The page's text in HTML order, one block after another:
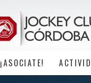
¡ASOCIATE!